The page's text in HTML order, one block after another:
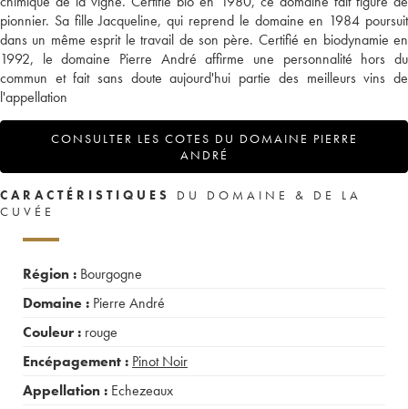
pionnier. Sa fille Jacqueline, qui reprend le domaine en 1984 poursuit
dans un même esprit le travail de son père. Certifié en biodynamie en
1992, le domaine Pierre André affirme une personnalité hors du
commun et fait sans doute aujourd'hui partie des meilleurs vins de
l'appellation
CONSULTER LES COTES DU DOMAINE PIERRE
ANDRÉ
CARACTÉRISTIQUES
DU DOMAINE & DE LA
CUVÉE
Région : Bourgogne
Domaine : Pierre André
Couleur : rouge
Encépagement : Pinot Noir
Appellation : Echezeaux